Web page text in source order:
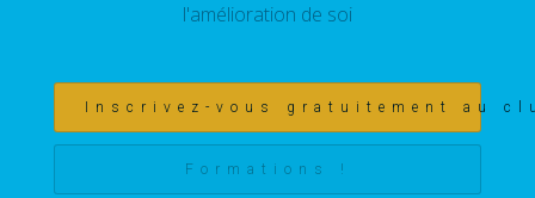
l'amélioration de soi
Inscrivez-vous gratuitement au
Formations !